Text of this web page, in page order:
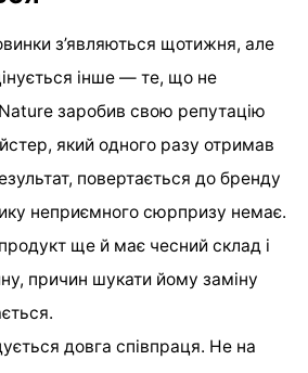
з’являються щотижня, але
інше — те, що не
заробив свою репутацію
який одного разу отримав
повертається до бренду
неприємного сюрпризу немає.
ще й має чесний склад і
причин шукати йому заміну
довга співпраця. Не на